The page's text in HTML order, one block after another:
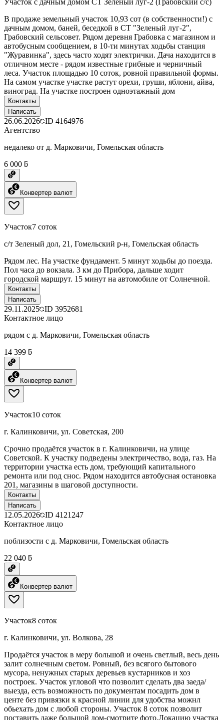
Участок с дачным домом СТ Зеленый луг-2 (Грабовский с/с)
В продаже земельный участок 10,93 сот (в собственности!) с
дачным домом, баней, беседкой в СТ "Зеленый луг-2",
Грабовский сельсовет. Рядом деревня Грабовка с магазином и
автобусным сообщением, в 10-ти минутах ходьбы станция
"Журавинка", здесь часто ходят электрички. Дача находится в
отличном месте - рядом известные грибные и черничный
леса. Участок площадью 10 соток, ровной правильной формы.
На самом участке участке растут орехи, груши, яблони, айва,
виноград. На участке построен одноэтажный дом
Контакты
Написать
26.06.2026 ID 4164976
Агентство
недалеко от д. Марковичи, Гомельская область
6 000 ƃ
Конвертер валют
Участок7 соток
с/т Зеленый дол, 21, Гомельский р-н, Гомельская область
Рядом лес. На участке фундамент. 5 минут ходьбы до поезда.
Пол часа до вокзала. 3 км до Прибора, дальше ходит
городской маршрут. 15 минут на автомобиле от Солнечной.
Контакты
Написать
29.11.2025 ID 3952681
Контактное лицо
рядом с д. Марковичи, Гомельская область
14 399 ƃ
Конвертер валют
Участок10 соток
г. Калинковичи, ул. Советская, 200
Срочно продаётся участок в г. Калинковичи, на улице
Советской. К участку подведены электричество, вода, газ. На
территории участка есть дом, требующий капитального
ремонта или под снос. Рядом находится автобусная остановка
201, магазины в шаговой доступности.
Контакты
Написать
12.05.2026 ID 4121247
Контактное лицо
поблизости с д. Марковичи, Гомельская область
22 040 ƃ
Конвертер валют
Участок8 соток
г. Калинковичи, ул. Волкова, 28
Продаётся участок в меру большой и очень светлый, весь день
залит солнечным светом. Ровный, без всягого бытового
мусора, ненужных старых деревьев кустарников и хоз
построек. Участок угловой что позволит сделать два заеда/
выезда, есть возможность по документам посадить дом в
центе без привязки к красной линии для удобства можнл
обьехать дом с любой стороны. Участок 8 соток позволит
поставить даже большой дом-смотрите фото.Локацию участка